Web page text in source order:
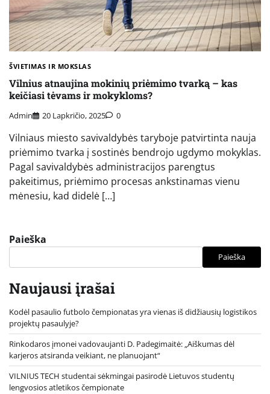
ŠVIETIMAS IR MOKSLAS
Vilnius atnaujina mokinių priėmimo tvarką – kas
keičiasi tėvams ir mokykloms?
Admin 20 Lapkričio, 2025 0
Vilniaus miesto savivaldybės taryboje patvirtinta nauja
priėmimo tvarka į sostinės bendrojo ugdymo mokyklas.
Pagal savivaldybės administracijos parengtus
pakeitimus, priėmimo procesas ankstinamas vienu
mėnesiu, kad didelė […]
Paieška
Paieška
Naujausi įrašai
Kodėl pasaulio futbolo čempionatas yra vienas iš didžiausių logistikos
projektų pasaulyje?
Rinkodaros įmonei vadovaujanti D. Padegimaitė: „Aiškumas dėl
karjeros atsiranda veikiant, ne planuojant“
VILNIUS TECH studentai sėkmingai pasirodė Lietuvos studentų
lengvosios atletikos čempionate